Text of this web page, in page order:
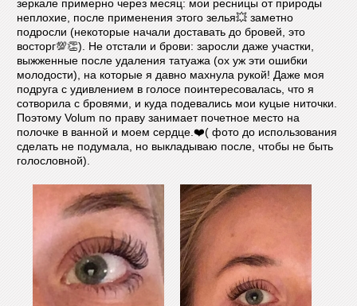
зеркале примерно через месяц: мои ресницы от природы
неплохие, после применения этого зелья💥 заметно
подросли (некоторые начали доставать до бровей, это
восторг💯👏). Не отстали и брови: заросли даже участки,
выжженные после удаления татуажа (ох уж эти ошибки
молодости), на которые я давно махнула рукой! Даже моя
подруга с удивлением в голосе поинтересовалась, что я
сотворила с бровями, и куда подевались мои куцые ниточки.
Поэтому Volum по праву занимает почетное место на
полочке в ванной и моем сердце.❤️( фото до использования
сделать не подумала, но выкладываю после, чтобы не быть
голословной).